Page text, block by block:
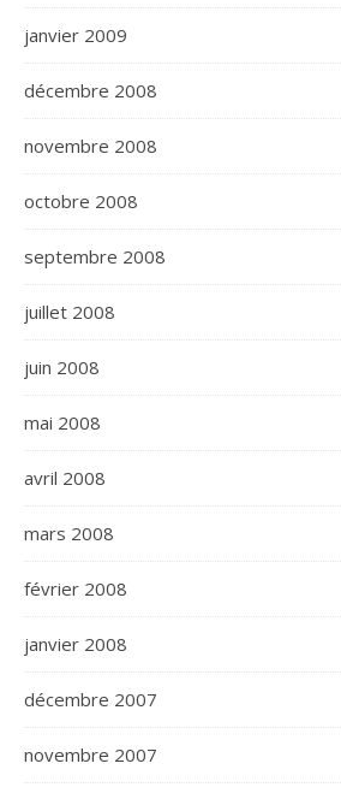
janvier 2009
décembre 2008
novembre 2008
octobre 2008
septembre 2008
juillet 2008
juin 2008
mai 2008
avril 2008
mars 2008
février 2008
janvier 2008
décembre 2007
novembre 2007